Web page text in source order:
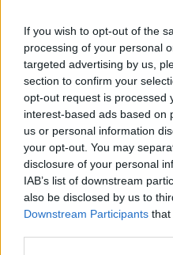
If you wish to opt-out of the
processing of your personal
targeted advertising by us,
section to confirm your
opt-out request is processed
interest-based ads based on
us or personal information
your opt-out. You may
disclosure of your personal
IAB’s list of downstream
also be disclosed by us to
Downstream Participants that
Magyar infláció 2026